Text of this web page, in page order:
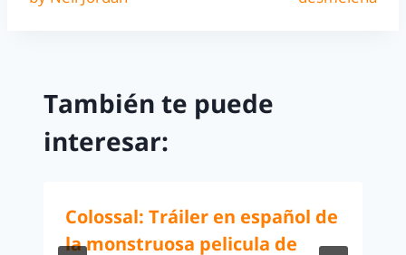
También te puede
interesar:
Colossal: Tráiler en español de
la monstruosa pelicula de